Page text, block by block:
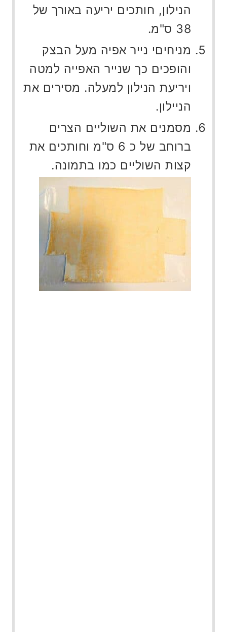
הנילון, חותכים יריעה באורך של
38 ס"מ.
מניחיםי נייר אפיה מעל הבצק
והופכים כך שנייר האפייה למטה
ויריעת הנילון למעלה. מסירים את
הניילון.
מסמנים את השוליים הצרים
ברוחב של כ 6 ס"מ וחותכים את
קצות השוליים כמו בתמונה.